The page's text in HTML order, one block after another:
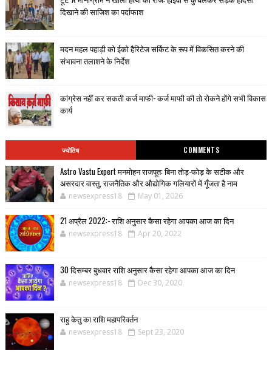
दिखाने की साजिश का पर्दाफाश
मदन महल पहाड़ी को ईको हैरिटेज सर्किट के रूप में विकसित करने की
संभावना तलाशने के निर्देश
कांग्रेस नहीं कर सकती कर्ज माफी- कर्ज माफी की तो रोकने होंगे सभी विकास
कार्य
ज्योतिष COMMENTS
Astro Vastu Expert मनमोहन राजपूत: बिना तोड़-फोड़ के सटीक और
असरदार वास्तु, राजनैतिक और औद्योगिक गलियारों में गूँजता है नाम
newsexpress18 May 01, 2026
21 अप्रैल 2022:- राशि अनुसार कैसा रहेगा आपका आज का दिन
newsexpress18 Apr 20, 2022
30 दिसम्बर बुधवार राशि अनुसार कैसा रहेगा आपका आज का दिन
newsexpress18 Dec 30, 2020
राहु केतु का राशि महापरिवर्तन
newsexpress18 Sept 23, 2020